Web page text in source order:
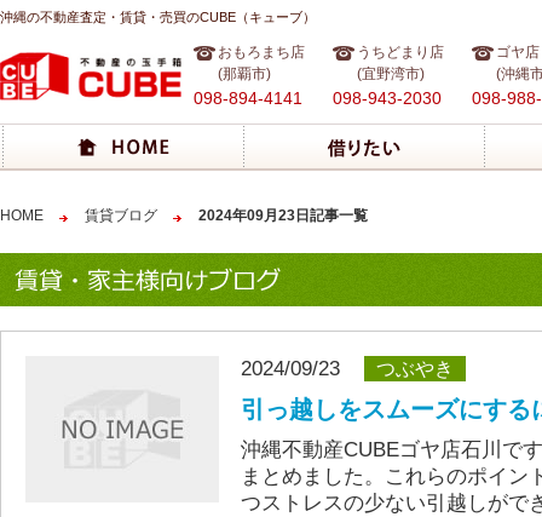
沖縄の不動産査定・賃貸・売買のCUBE（キューブ）
おもろまち店
(那覇市)
098-894-4141
うちどまり店
(宜野湾市)
098-943-2030
ゴヤ店
(沖縄
098-
HOME 賃貸ブログ 2024年09月23日記事一覧
2024/09/23 つぶやき
引っ越しをスムーズにする
沖縄不動産CUBEゴヤ店石川で
まとめました。これらのポイン
つストレスの少ない引越しが